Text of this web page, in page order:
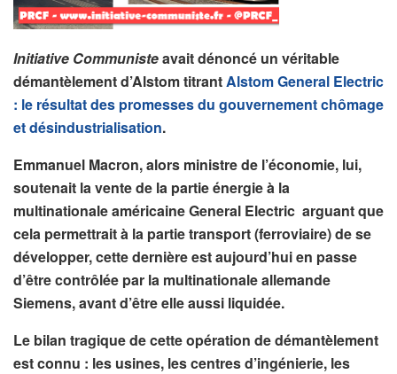
Initiative Communisteavait dénoncé un véritable
démantèlement d’Alstom titrantAlstom General Electric
: le résultat des promesses du gouvernement chômage
et désindustrialisation.
Emmanuel Macron, alors ministre de l’économie, lui,
soutenait la vente de la partie énergie à la
multinationale américaine General Electric arguant que
cela permettrait à la partie transport (ferroviaire) de se
développer, cette dernière est aujourd’hui en passe
d’être contrôlée par la multinationale allemande
Siemens, avant d’être elle aussi liquidée.
Le bilan tragique de cette opération de démantèlement
est connu : les usines, les centres d’ingénierie, les